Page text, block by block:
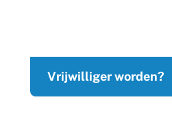
Vrijwilliger worden?